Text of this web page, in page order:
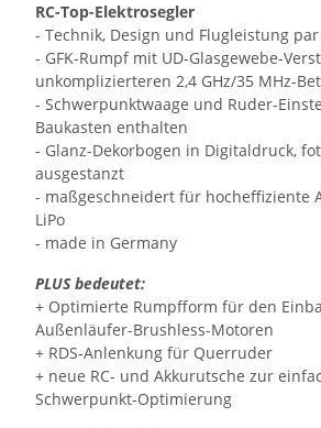
RC-Top-Elektrosegler
- Technik, Design und Flugleistung
- GFK-Rumpf mit UD-Glasgewebe-
unkomplizierteren 2,4 GHz/35 MHz-
- Schwerpunktwaage und Ruder-
Baukasten enthalten
- Glanz-Dekorbogen in Digitaldruck,
ausgestanzt
- maßgeschneidert für hocheffiziente
LiPo
- made in Germany
PLUS bedeutet:
+ Optimierte Rumpfform für den
Außenläufer-Brushless-Motoren
+ RDS-Anlenkung für Querruder
+ neue RC- und Akkurutsche zur
Schwerpunkt-Optimierung